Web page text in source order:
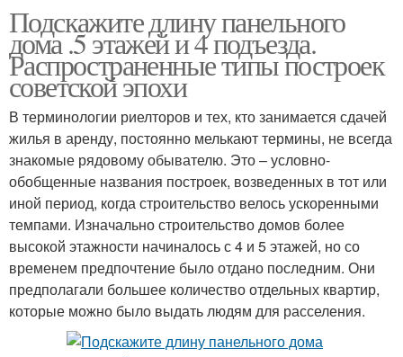
Подскажите длину панельного
дома .5 этажей и 4 подъезда.
Распространенные типы построек
советской эпохи
В терминологии риелторов и тех, кто занимается сдачей
жилья в аренду, постоянно мелькают термины, не всегда
знакомые рядовому обывателю. Это – условно-
обобщенные названия построек, возведенных в тот или
иной период, когда строительство велось ускоренными
темпами. Изначально строительство домов более
высокой этажности начиналось с 4 и 5 этажей, но со
временем предпочтение было отдано последним. Они
предполагали большее количество отдельных квартир,
которые можно было выдать людям для расселения.